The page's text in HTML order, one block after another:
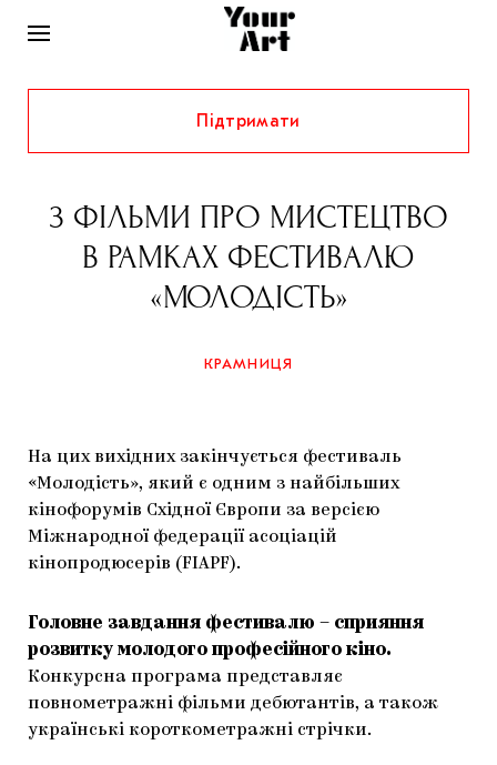
НОВИНИ
ІНТЕРВ’Ю
ХУДОЖНИКИ
КУРАТОРИ
РІДНИЙ КРАЙ
ФЕСТИВАЛІ
КОЛЕКЦІЇ
ГАЛЕРЕЇ
АРТЦЕНТРИ
СТАТТІ
КОНСПЕКТИ
КНИЖКИ І ЖУРНАЛИ
ЗАПАЛЕННЯ
ЯК ПІДТРИМУВАТИ УКРАЇНСЬКЕ МИСТЕЦТВО
МАРІУПОЛЬСЬКІ МАРГІНАЛІЇ
CARPATHIAN CULT ПРО РІЗДВЯНІ СВЯТА
КРАМНИЦЯ
Підтримати
3 ФІЛЬМИ ПРО МИСТЕЦТВО
В РАМКАХ ФЕСТИВАЛЮ
«МОЛОДІСТЬ»
КРАМНИЦЯ
На цих вихідних закінчується фестиваль
«Молодість», який є одним з найбільших
кінофорумів Східної Європи за версією
Міжнародної федерації асоціацій
кінопродюсерів (FIAPF).
Головне завдання фестивалю – сприяння
розвитку молодого професійного кіно.
Конкурсна програма представляє
повнометражні фільми дебютантів, а також
українські короткометражні стрічки.